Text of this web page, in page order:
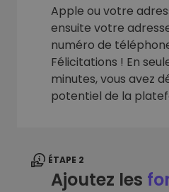
Apple ou votre
ensuite votre
numéro de
Félicitations ! En
minutes, vous avez
potentiel de la
ÉTAPE 2
Ajoutez les